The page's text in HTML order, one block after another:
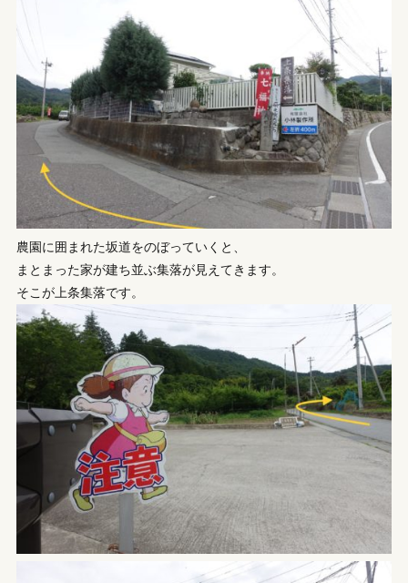
農園に囲まれた坂道をのぼっていくと、
まとまった家が建ち並ぶ集落が見えてきます。
そこが上条集落です。